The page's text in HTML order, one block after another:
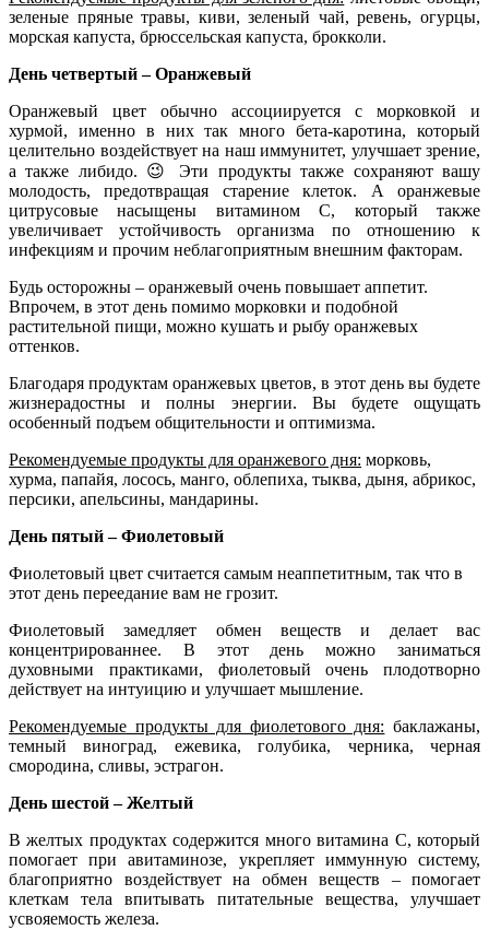
зеленые пряные травы, киви, зе­леный чай, ревень, огурцы,
морская капуста, брюссельская капуста, брокколи.
День четвертый – Оранжевый
Оранжевый цвет обычно ассоциируется с морковкой и
хурмой, именно в них так много бета-каротина, который
целительно воздействует на наш иммунитет, улучшает зрение,
а также либидо. 😉 Эти продукты также сохраняют вашу
молодость, предотвращая старение клеток. А оранжевые
цитрусовые насыщены витамином C, который также
увеличивает устойчивость организма по отношению к
инфекциям и прочим неблагоприятным внешним факторам.
Будь осторожны – оранжевый очень повышает аппетит.
Впрочем, в этот день помимо морковки и подобной
растительной пищи, можно кушать и рыбу оранжевых
оттенков.
Благодаря продуктам оранжевых цветов, в этот день вы будете
жизнерадостны и полны энергии. Вы будете ощущать
особенный подъем общительности и оптимизма.
Рекомендуемые продукты для оранжевого дня: морковь,
хурма, папайя, лосось, манго, облепиха, тыква, дыня, абрикос,
персики, апельсины, мандарины.
День пятый – Фиолетовый
Фиолетовый цвет считается самым неаппетитным, так что в
этот день переедание вам не грозит.
Фиолетовый замедляет обмен веществ и делает вас
концентрированнее. В этот день можно заниматься
духовными практиками, фиолетовый очень плодотворно
действует на интуицию и улучшает мышление.
Рекомендуемые продукты для фиолетового дня: баклажаны,
темный виноград, ежевика, голубика, черника, черная
смородина, сливы, эстрагон.
День шестой – Желтый
В желтых продуктах содержится много витамина С, который
помогает при авитаминозе, укрепляет иммунную систему,
благоприятно воздействует на обмен веществ – помогает
клеткам тела впитывать питательные вещества, улучшает
усвояемость железа.